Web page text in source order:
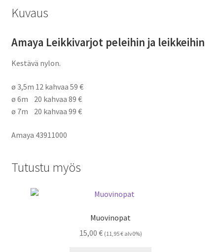
Kuvaus
Amaya Leikkivarjot peleihin ja leikkeihin
Kestävä nylon.
ø 3,5m 12 kahvaa 59 €
ø 6m 20 kahvaa 89 €
ø 7m 20 kahvaa 99 €
Amaya 43911000
Tutustu myös
Muovinopat
15,00 € (11,95€alv0%)